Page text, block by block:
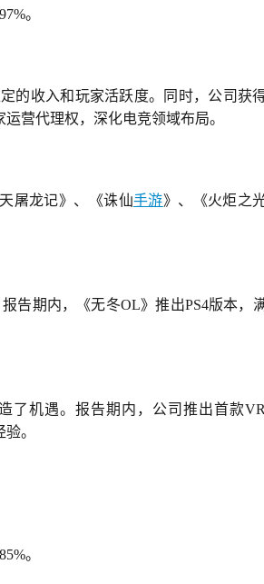
。
的收入和玩家活跃度。同时，公司获
营代理权，深化电竞领域布局。
屠龙记》、《诛仙手游》、《火炬之
告期内，《无冬OL》推出PS4版本，
了机遇。报告期内，公司推出首款
。
。